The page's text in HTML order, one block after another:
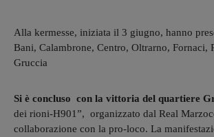
Alla kermesse, iniziata il 3 giugno, hanno
Bani, Calambrone, Centro, Oltrarno, Fornaci,
Gruccia
Si è concluso con la vittoria del quartiere
dei rioni-H901”, organizzato dal Real
collaborazione con la pro-loco. La